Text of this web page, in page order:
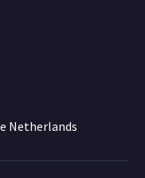
Netherlands